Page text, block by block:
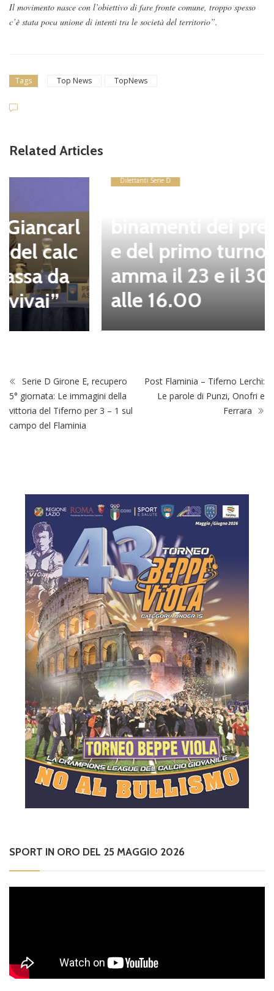
Il movimento nasce con l’obiettivo di fare fronte comune, troppo spesso
c’è stata poca unione di intenti tra le società del territorio”.
Tags Top News TopNews
Related Articles
Dilettanti Serie D
binamenti dei preliminari
e del primo turno in progr
amma il 23 e il 30 agosto
alle 16.00
Serie D Girone E, recupero
5° giornata: Le immagini della
vittoria del Tiferno per 3 – 1 sul
campo del Flaminia
Post Flaminia – Tiferno Lerchi:
Le parole di Punzi, Onofri e
Ferrara
SPORT IN ORO DEL 25 MAGGIO 2026